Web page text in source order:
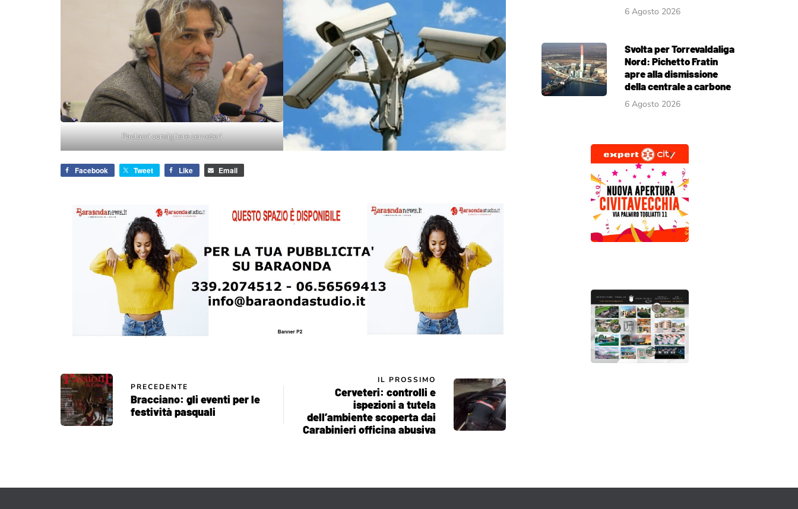
Paolacci consigliere cerveteri
Facebook Tweet Like Email
PRECEDENTE
Bracciano: gli eventi per le
festività pasquali
IL PROSSIMO
Cerveteri: controlli e
ispezioni a tutela
dell’ambiente scoperta dai
Carabinieri officina abusiva
6 Agosto 2026
Svolta per Torrevaldaliga
Nord: Pichetto Fratin
apre alla dismissione
della centrale a carbone
6 Agosto 2026